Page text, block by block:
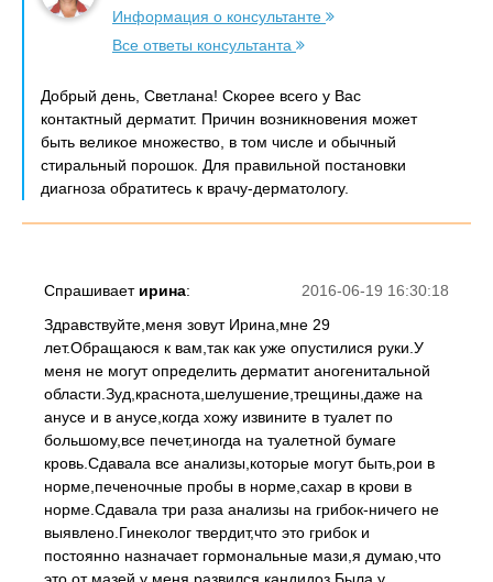
Информация о консультанте
Все ответы консультанта
Добрый день, Светлана! Скорее всего у Вас
контактный дерматит. Причин возникновения может
быть великое множество, в том числе и обычный
стиральный порошок. Для правильной постановки
диагноза обратитесь к врачу-дерматологу.
2016-06-19 16:30:18
Спрашивает ирина:
Здравствуйте,меня зовут Ирина,мне 29
лет.Обращаюся к вам,так как уже опустилися руки.У
меня не могут определить дерматит аногенитальной
области.Зуд,краснота,шелушение,трещины,даже на
анусе и в анусе,когда хожу извините в туалет по
большому,все печет,иногда на туалетной бумаге
кровь.Сдавала все анализы,которые могут быть,рои в
норме,печеночные пробы в норме,сахар в крови в
норме.Сдавала три раза анализы на грибок-ничего не
выявлено.Гинеколог твердит,что это грибок и
постоянно назначает гормональные мази,я думаю,что